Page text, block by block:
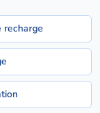
recharge